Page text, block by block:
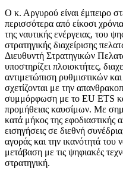
Ο κ. Αργυρού είναι έμπειρο
περισσότερα από είκοσι
της ναυτικής ενέργειας, του
στρατηγικής διαχείρισης
Διευθυντή Στρατηγικών
υποστηρίζει πλοιοκτήτες,
αντιμετώπιση ρυθμιστικών
σχετίζονται με την
συμμόρφωση με το EU ETS
προμήθειας καυσίμων. Με
κατά μήκος της εφοδιαστικής
εισηγήσεις σε διεθνή
αγοράς και την ικανότητά του
μετάβαση με τις ψηφιακές
στρατηγική.